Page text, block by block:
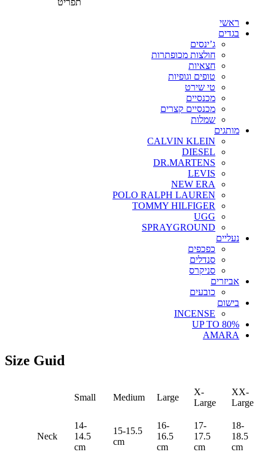
תפריט
ראשי
בגדים
ג’ינסים
חולצות מכופתרות
חצאיות
טופים וגופיות
טי שירט
מכנסיים
מכנסיים קצרים
שמלות
מותגים
CALVIN KLEIN
DIESEL
DR.MARTENS
LEVIS
NEW ERA
POLO RALPH LAUREN
TOMMY HILFIGER
UGG
SPRAYGROUND
נעליים
כפכפים
סנדלים
סניקרס
אביזרים
כובעים
בישום
INCENSE
UP TO 80%
AMARA
Size Guid
Small Medium Large
X-
Large
XX-
Large
Neck
14-
14.5
cm
15-15.5
cm
16-
16.5
cm
17-
17.5
cm
18-
18.5
cm